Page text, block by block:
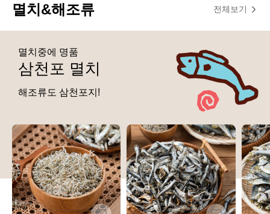
멸치&해조류 전체보기
멸치중에 명품
삼천포 멸치
해조류도 삼천포지!